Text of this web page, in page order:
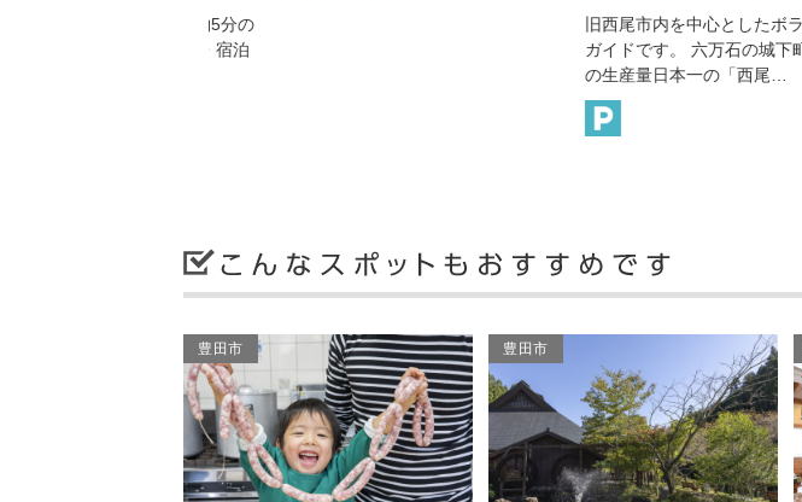
旧西尾市内を中心としたボランティア
ガイドです。 六万石の城下町、抹茶
の生産量日本一の「西尾…
豊田市 豊田市